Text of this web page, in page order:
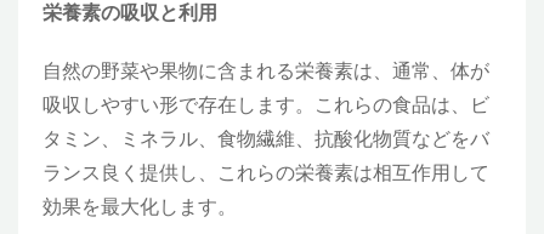
栄養素の吸収と利用
自然の野菜や果物に含まれる栄養素は、通常、体が
吸収しやすい形で存在します。これらの食品は、ビ
タミン、ミネラル、食物繊維、抗酸化物質などをバ
ランス良く提供し、これらの栄養素は相互作用して
効果を最大化します。